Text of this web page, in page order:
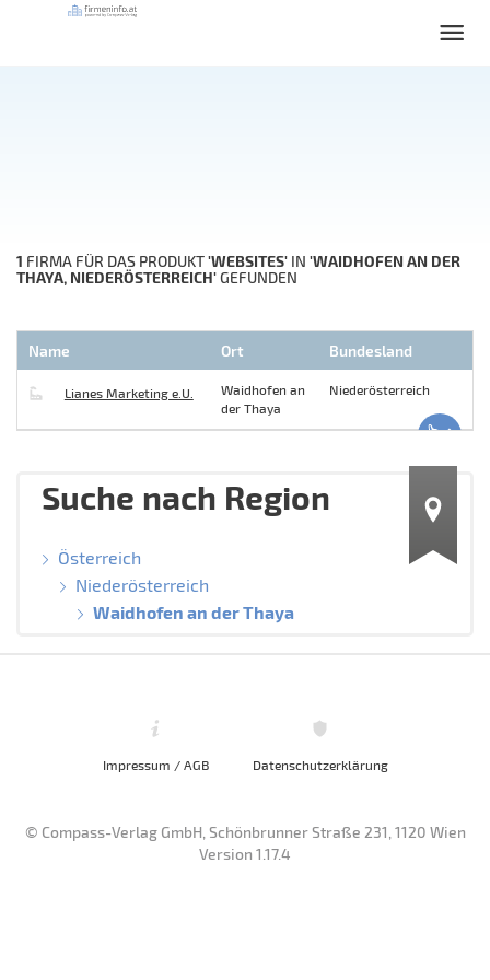
1 FIRMA FÜR DAS PRODUKT'WEBSITES' IN 'WAIDHOFEN AN DER
THAYA, NIEDERÖSTERREICH'GEFUNDEN
Name Ort Bundesland
Lianes Marketing e.U.
Waidhofen an
der Thaya
Niederösterreich
Suche nach Region
Österreich
Niederösterreich
Waidhofen an der Thaya
Impressum / AGB Datenschutzerklärung
© Compass-Verlag GmbH, Schönbrunner Straße 231, 1120 Wien
Version 1.17.4